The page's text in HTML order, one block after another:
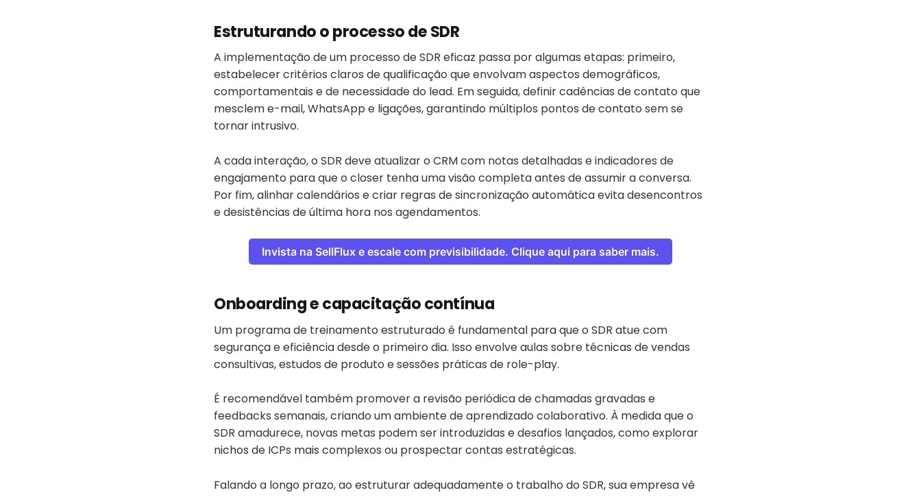
Estruturando o processo de SDR
A implementação de um processo de SDR eficaz passa por algumas etapas: primeiro,
estabelecer critérios claros de qualificação que envolvam aspectos demográficos,
comportamentais e de necessidade do lead. Em seguida, definir cadências de contato que
mesclem e-mail, WhatsApp e ligações, garantindo múltiplos pontos de contato sem se
tornar intrusivo.
A cada interação, o SDR deve atualizar o CRM com notas detalhadas e indicadores de
engajamento para que o closer tenha uma visão completa antes de assumir a conversa.
Por fim, alinhar calendários e criar regras de sincronização automática evita desencontros
e desistências de última hora nos agendamentos.
Invista na SellFlux e escale com previsibilidade. Clique aqui para saber mais.
Onboarding e capacitação contínua
Um programa de treinamento estruturado é fundamental para que o SDR atue com
segurança e eficiência desde o primeiro dia. Isso envolve aulas sobre técnicas de vendas
consultivas, estudos de produto e sessões práticas de role-play.
É recomendável também promover a revisão periódica de chamadas gravadas e
feedbacks semanais, criando um ambiente de aprendizado colaborativo. À medida que o
SDR amadurece, novas metas podem ser introduzidas e desafios lançados, como explorar
nichos de ICPs mais complexos ou prospectar contas estratégicas.
Falando a longo prazo, ao estruturar adequadamente o trabalho do SDR, sua empresa vê